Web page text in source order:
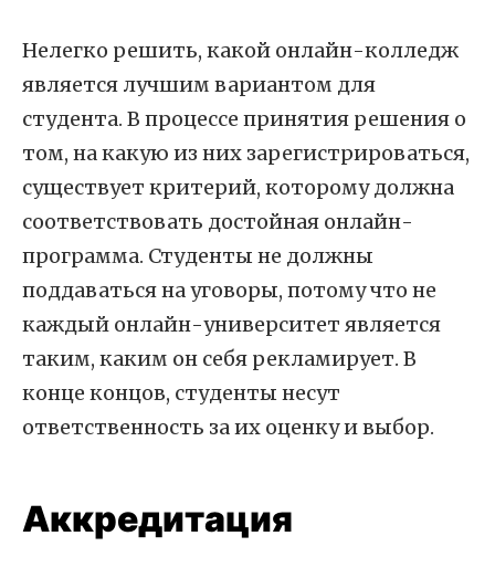
Нелегко решить, какой онлайн-колледж
является лучшим вариантом для
студента. В процессе принятия решения о
том, на какую из них зарегистрироваться,
существует критерий, которому должна
соответствовать достойная онлайн-
программа. Студенты не должны
поддаваться на уговоры, потому что не
каждый онлайн-университет является
таким, каким он себя рекламирует. В
конце концов, студенты несут
ответственность за их оценку и выбор.
Аккредитация